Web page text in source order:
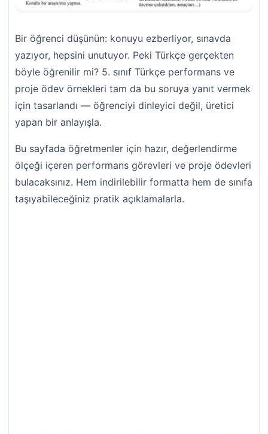
Bir öğrenci düşünün: konuyu ezberliyor, sınavda
yazıyor, hepsini unutuyor. Peki Türkçe gerçekten
böyle öğrenilir mi? 5. sınıf Türkçe performans ve
proje ödev örnekleri tam da bu soruya yanıt vermek
için tasarlandı — öğrenciyi dinleyici değil, üretici
yapan bir anlayışla.
Bu sayfada öğretmenler için hazır, değerlendirme
ölçeği içeren performans görevleri ve proje ödevleri
bulacaksınız. Hem indirilebilir formatta hem de sınıfa
taşıyabileceğiniz pratik açıklamalarla.